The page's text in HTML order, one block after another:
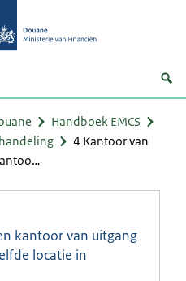
Handboek EMCS
4 Kantoor van
kantoor van uitgang
locatie in